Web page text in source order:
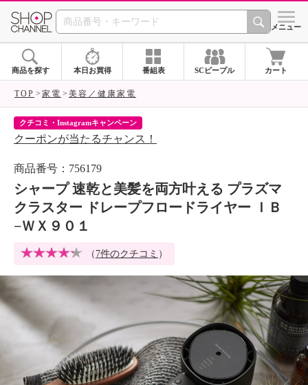
SHOP CHANNEL シメニュー
商品を探す 本日お買得 番組表 SCピープル カート
TOP 家電 美容／健康家電
クチコミ・Instagramキャンペーン
クーポンが当たるチャンス！
商品番号：756179
シャープ 速乾と美髪を両方叶える プラズマ
クラスター ドレープフロードライヤー ＩＢ
−ＷＸ９０１
（ 7件のクチコミ ）